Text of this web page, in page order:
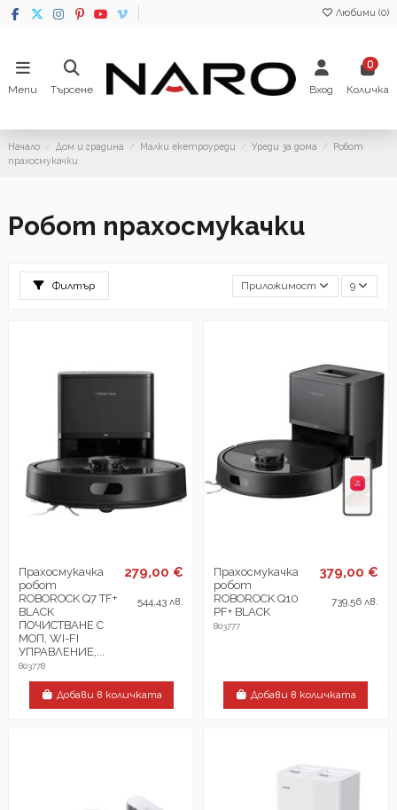
Любими (0)
Menu Търсене Вход
0
Количка
Начало Дом и градина Малки екетроуреди Уреди за дома
Робот
прахосмукачки
Робот прахосмукачки
Филтър Приложимост 9
Прахосмукачка
робот
ROBOROCK Q7 TF+
BLACK
ПОЧИСТВАНЕ С
МОП, WI-FI
УПРАВЛЕНИЕ,...
803778
279,00 €
544,43 лв.
Добави в количката
Прахосмукачка
робот
ROBOROCK Q10
PF+ BLACK
803777
379,00 €
739,56 лв.
Добави в количката